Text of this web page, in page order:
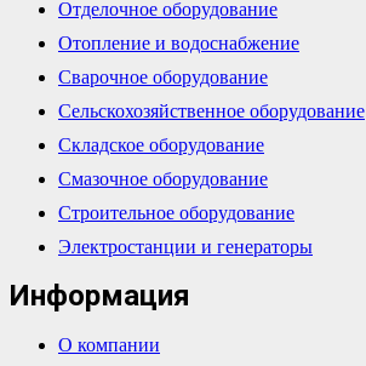
Отделочное оборудование
Отопление и водоснабжение
Сварочное оборудование
Сельскохозяйственное оборудование
Складское оборудование
Смазочное оборудование
Строительное оборудование
Электростанции и генераторы
Информация
О компании